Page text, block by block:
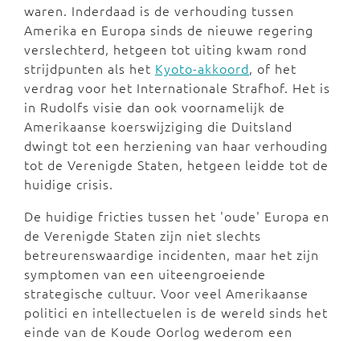
waren. Inderdaad is de verhouding tussen
Amerika en Europa sinds de nieuwe regering
verslechterd, hetgeen tot uiting kwam rond
strijdpunten als het Kyoto-akkoord, of het
verdrag voor het Internationale Strafhof. Het is
in Rudolfs visie dan ook voornamelijk de
Amerikaanse koerswijziging die Duitsland
dwingt tot een herziening van haar verhouding
tot de Verenigde Staten, hetgeen leidde tot de
huidige crisis.
De huidige fricties tussen het 'oude' Europa en
de Verenigde Staten zijn niet slechts
betreurenswaardige incidenten, maar het zijn
symptomen van een uiteengroeiende
strategische cultuur. Voor veel Amerikaanse
politici en intellectuelen is de wereld sinds het
einde van de Koude Oorlog wederom een